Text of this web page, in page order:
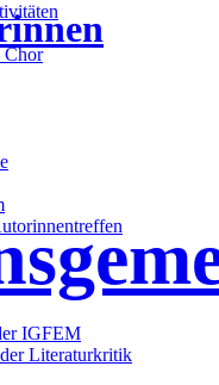
Chor
IGFEM
Literaturkritik